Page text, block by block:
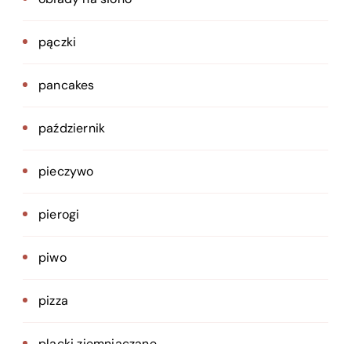
pączki
pancakes
październik
pieczywo
pierogi
piwo
pizza